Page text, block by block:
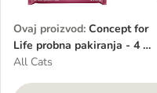
Ovaj proizvod: Concept for
Life probna pakiranja - 4 x
85 g
All Cats